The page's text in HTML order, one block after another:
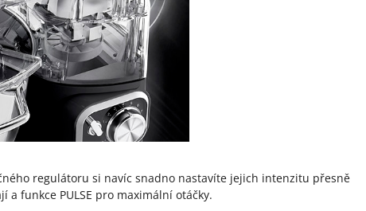
regulátoru si navíc snadno nastavíte jejich intenzitu přesně
funkce PULSE pro maximální otáčky.